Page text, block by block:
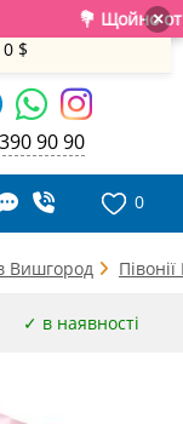
💐 Щойно ×
0 $
90 90
0
Вишгород
✓ в наявності